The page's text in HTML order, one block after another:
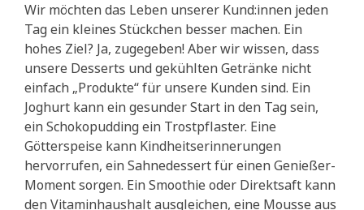
Wir möchten das Leben unserer Kund:innen jeden
Tag ein kleines Stückchen besser machen. Ein
hohes Ziel? Ja, zugegeben! Aber wir wissen, dass
unsere Desserts und gekühlten Getränke nicht
einfach „Produkte“ für unsere Kunden sind. Ein
Joghurt kann ein gesunder Start in den Tag sein,
ein Schokopudding ein Trostpflaster. Eine
Götterspeise kann Kindheitserinnerungen
hervorrufen, ein Sahnedessert für einen Genießer-
Moment sorgen. Ein Smoothie oder Direktsaft kann
den Vitaminhaushalt ausgleichen, eine Mousse aus